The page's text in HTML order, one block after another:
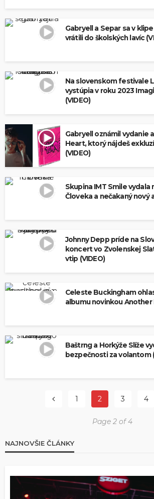
Gabryell a Separ sa v
vrátili do školských lavíc
Na slovenskom festivale
vystúpia v roku 2023
(VIDEO)
Gabryell oznámil vydanie
Heart, ktorý nájdeš
(VIDEO)
Skupina IMT Smile vydala
Človeka a nečakaný nový
Johnny Depp príde na
koncert vo Zvolenskej
vtip (VIDEO)
Celeste Buckingham
albumu novinkou Another
Baštrng a Horkýže Slíže
bezpečnosti za volantom
1 2 3 4
Page 2 of 4
NAJNOVŠIE ČLÁNKY